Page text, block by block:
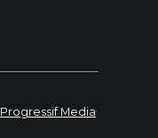
Progressif Media